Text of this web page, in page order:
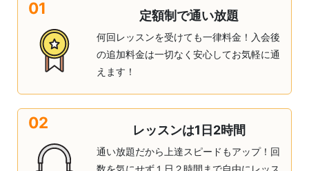
01 定額制で通い放題
何回レッスンを受けても一律料金！入会後
の追加料金は一切なく安心してお気軽に通
えます！
02 レッスンは1日2時間
通い放題だから上達スピードもアップ！回
数を気にせず１日２時間まで自由にレッス